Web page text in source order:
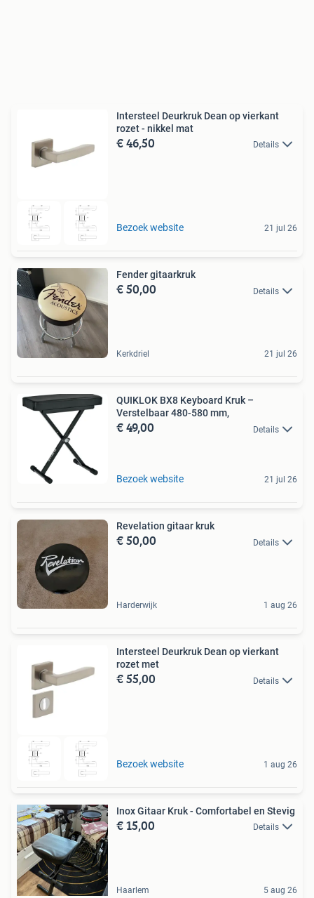
Intersteel Deurkruk Dean op vierkant
rozet - nikkel mat
€ 46,50 Details
Bezoek website 21 jul 26
Fender gitaarkruk
€ 50,00 Details
Kerkdriel 21 jul 26
QUIKLOK BX8 Keyboard Kruk –
Verstelbaar 480-580 mm,
€ 49,00 Details
Bezoek website 21 jul 26
Revelation gitaar kruk
€ 50,00 Details
Harderwijk 1 aug 26
Intersteel Deurkruk Dean op vierkant
rozet met
€ 55,00 Details
Bezoek website 1 aug 26
Inox Gitaar Kruk - Comfortabel en Stevig
€ 15,00 Details
Haarlem 5 aug 26